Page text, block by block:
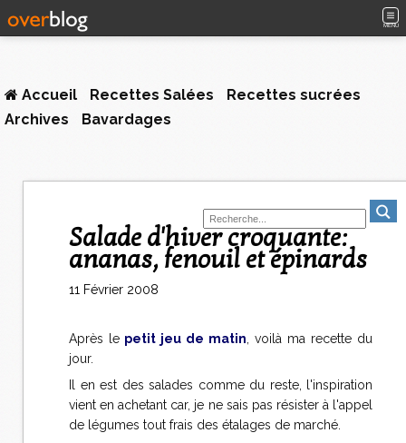
MENU
Accueil Recettes Salées
Recettes sucrées
Archives
Bavardages
Salade d'hiver croquante:
ananas, fenouil et épinards
11 Février 2008
Après le petit jeu de matin , voilà ma recette du
jour.
Il en est des salades comme du reste, l'inspiration
vient en achetant car, je ne sais pas résister à l'appel
de légumes tout frais des étalages de marché.